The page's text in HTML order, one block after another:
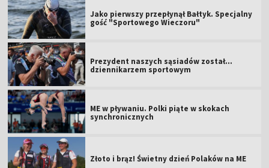
Jako pierwszy przepłynął Bałtyk. Specjalny
gość "Sportowego Wieczoru"
Prezydent naszych sąsiadów został...
dziennikarzem sportowym
ME w pływaniu. Polki piąte w skokach
synchronicznych
Złoto i brąz! Świetny dzień Polaków na ME